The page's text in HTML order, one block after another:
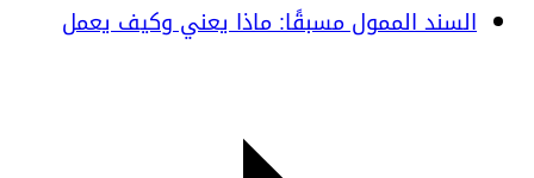
السند الممول مسبقًا: ماذا يعني وكيف يعمل